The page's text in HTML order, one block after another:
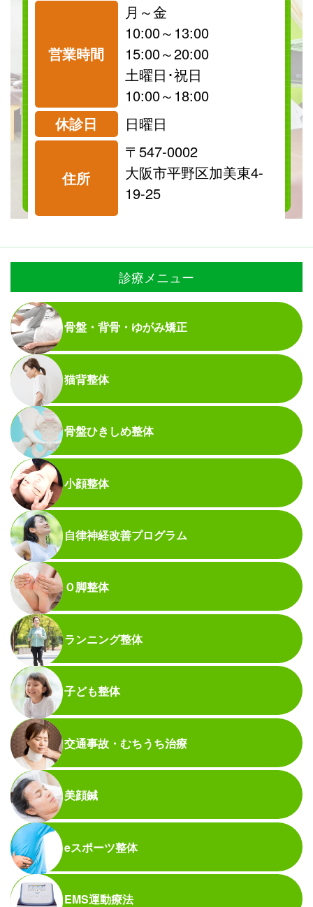
営業時間
月～金
10:00～13:00
15:00～20:00
土曜日･祝日
10:00～18:00
休診日
日曜日
住所
〒547-0002
大阪市平野区加美東4-
19-25
祝日
診療可
保険
診療可
料金表を見る
診療メニュー
骨盤・背骨・ゆがみ矯正
猫背整体
骨盤ひきしめ整体
小顔整体
自律神経改善プログラム
Ｏ脚整体
ランニング整体
子ども整体
交通事故・むちうち治療
美顔鍼
eスポーツ整体
EMS運動療法